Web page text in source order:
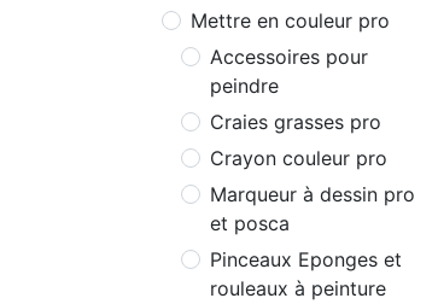
Mettre en couleur pro
Accessoires pour
peindre
Craies grasses pro
Crayon couleur pro
Marqueur à dessin pro
et posca
Pinceaux Eponges et
rouleaux à peinture